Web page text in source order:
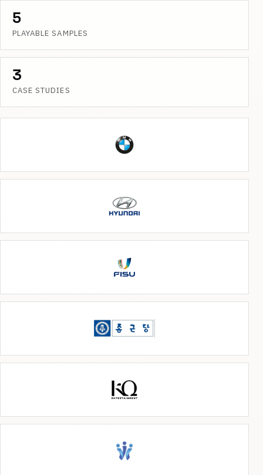
5
PLAYABLE SAMPLES
3
CASE STUDIES